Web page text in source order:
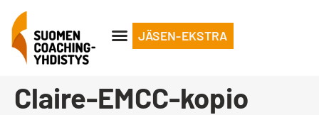
JÄSEN-EKSTRA
Claire-EMCC-kopio